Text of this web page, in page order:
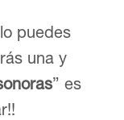
puedes
una y
” es